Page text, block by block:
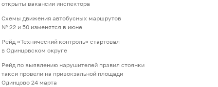
открыты вакансии инспектора
Схемы движения автобусных маршрутов
№ 22 и 50 изменятся в июне
Рейд «Технический контроль» стартовал
в Одинцовском округе
Рейд по выявлению нарушителей правил стоянки
такси провели на привокзальной площади
Одинцово 24 марта